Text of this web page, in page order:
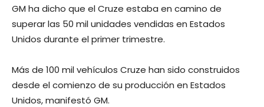
GM ha dicho que el Cruze estaba en camino de
superar las 50 mil unidades vendidas en Estados
Unidos durante el primer trimestre.
Más de 100 mil vehículos Cruze han sido construidos
desde el comienzo de su producción en Estados
Unidos, manifestó GM.